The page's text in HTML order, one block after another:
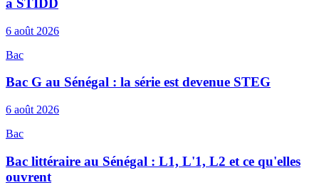
à STIDD
6 août 2026
Bac
Bac G au Sénégal : la série est devenue STEG
6 août 2026
Bac
Bac littéraire au Sénégal : L1, L'1, L2 et ce qu'elles
ouvrent